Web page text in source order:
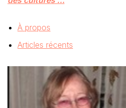
Michèle Jullian
Partage ma vie entre Thaïlande et
voyages, la photo, l’écriture, vient
d'ombres" qui a pour décor la